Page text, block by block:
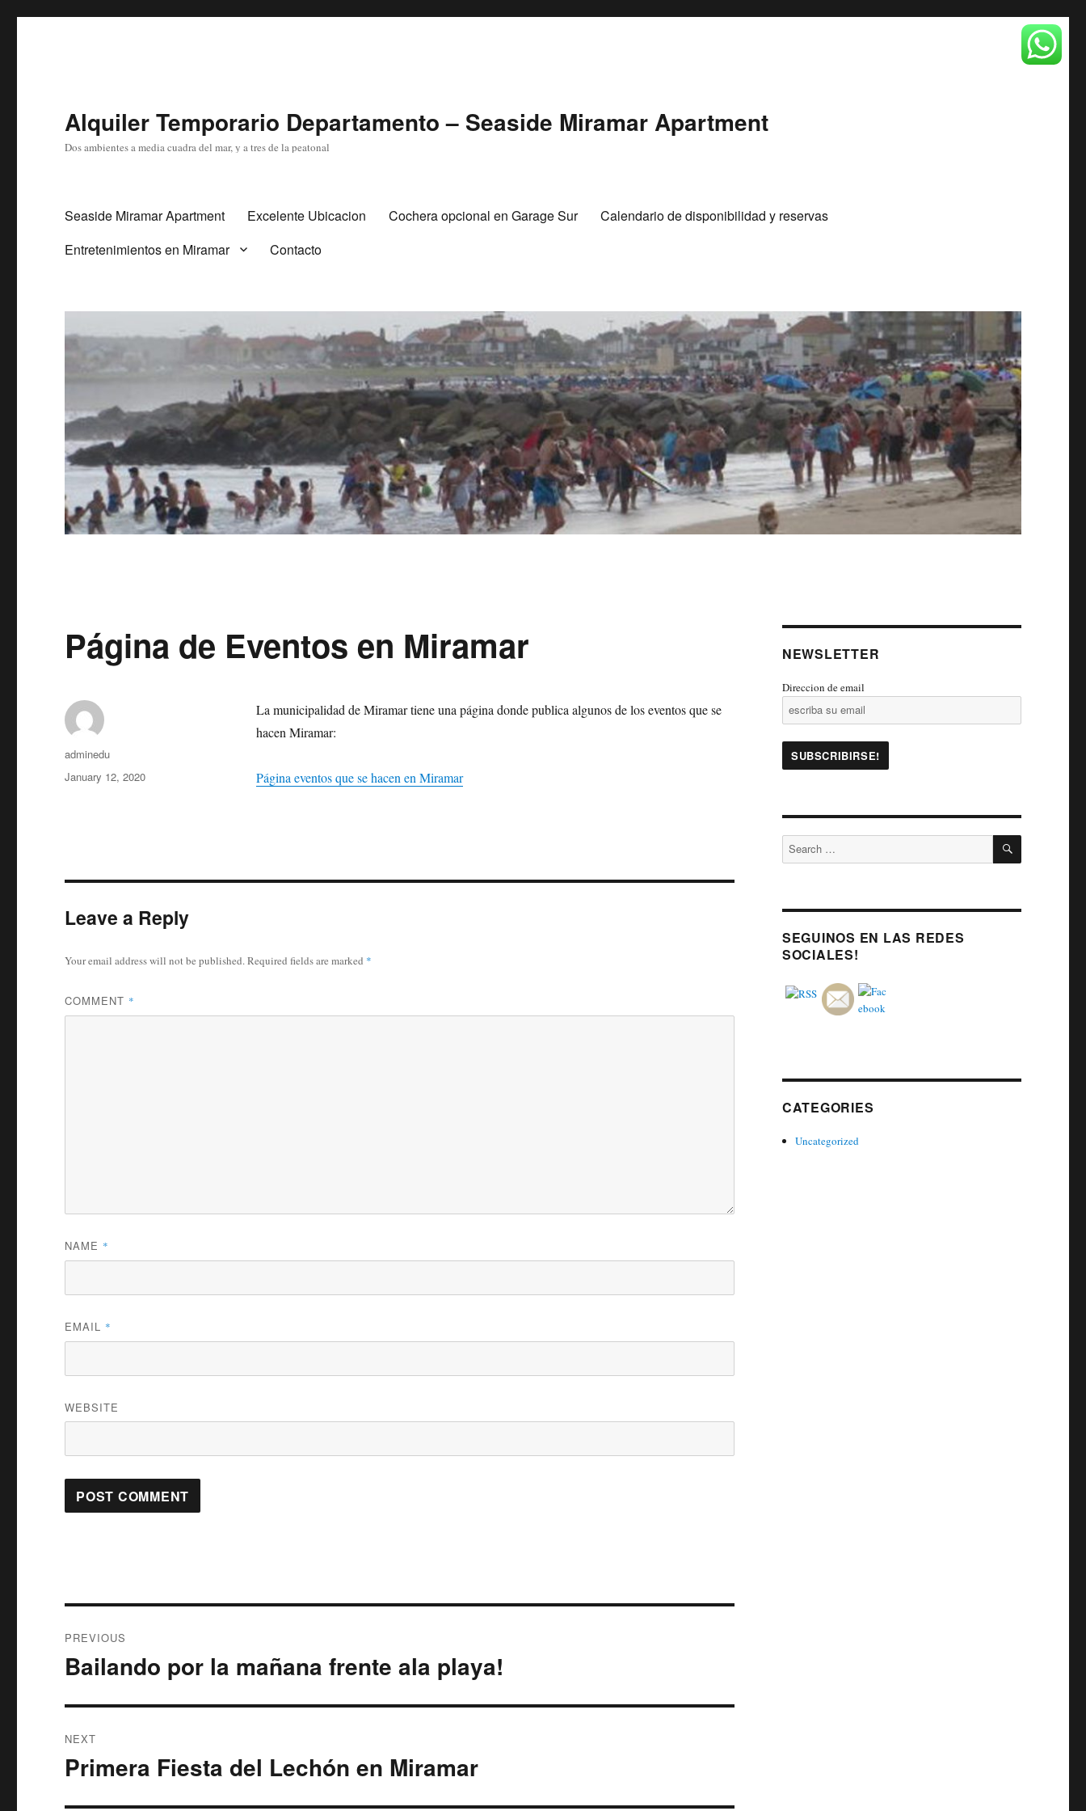
Alquiler Temporario Departamento – Seaside Miramar Apartment
Dos ambientes a media cuadra del mar, y a tres de la peatonal
Seaside Miramar Apartment Excelente Ubicacion Cochera opcional en Garage Sur
Calendario de disponibilidad y reservas
Entretenimientos en Miramar
Contacto
Página de Eventos en Miramar
La municipalidad de Miramar tiene una página donde publica algunos de los eventos que se
hacen Miramar:
Página eventos que se hacen en Miramar
Author
adminedu
Posted
January 12, 2020
Leave a Reply
Your email address will not be published.Required fields are marked *
COMMENT *
NAME *
EMAIL *
WEBSITE
navigation
PREVIOUS
Previous
Bailando por la mañana frente ala playa!
NEXT
Next
Primera Fiesta del Lechón en Miramar
NEWSLETTER
Direccion de email
Search
for:
SEARCH
SEGUINOS EN LAS REDES
SOCIALES!
CATEGORIES
Uncategorized